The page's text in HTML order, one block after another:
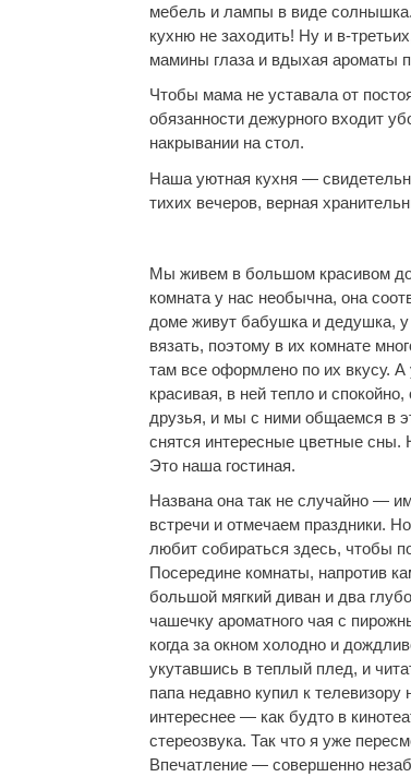
мебель и лампы в виде
кухню не заходить! Ну и в-
мамины глаза и вдыхая ароматы
Чтобы мама не уставала от
обязанности дежурного входит
накрывании на стол.
Наша уютная кухня —
тихих вечеров, верная
Мы живем в большом красивом
комната у нас необычна, она
доме живут бабушка и дедушка,
вязать, поэтому в их комнате
там все оформлено по их вкусу.
красивая, в ней тепло и
друзья, и мы с ними общаемся в
снятся интересные цветные сны.
Это наша гостиная.
Названа она так не случайно —
встречи и отмечаем праздники.
любит собираться здесь, чтобы
Посередине комнаты, напротив
большой мягкий диван и два
чашечку ароматного чая с
когда за окном холодно и
укутавшись в теплый плед, и
папа недавно купил к
интереснее — как будто в
стереозвука. Так что я уже
Впечатление — совершенно